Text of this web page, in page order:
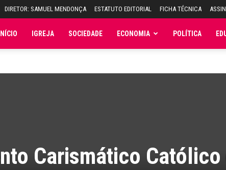
DIRETOR: SAMUEL MENDONÇA ESTATUTO EDITORIAL FICHA TÉCNICA
INÍCIO IGREJA SOCIEDADE ECONOMIA POLÍTICA
Carismático Católico